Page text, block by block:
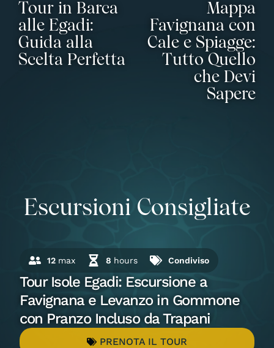
Tour in Barca
alle Egadi:
Guida alla
Scelta Perfetta
Mappa
Favignana con
Cale e Spiagge:
Tutto Quello
che Devi
Sapere
Escursioni Consigliate
12 max 8 hours Condiviso
Tour Isole Egadi: Escursione a
Favignana e Levanzo in Gommone
con Pranzo Incluso da Trapani
PRENOTA IL TOUR